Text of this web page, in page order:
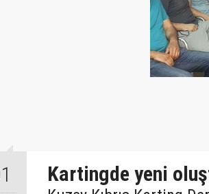
Kartingde yeni